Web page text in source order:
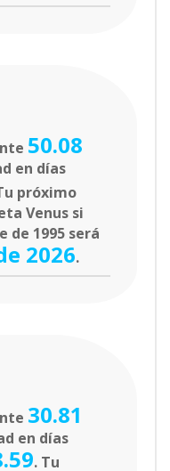
50.08
en días
próximo
Venus si
de 1995 será
2026.
30.81
en días
. Tu